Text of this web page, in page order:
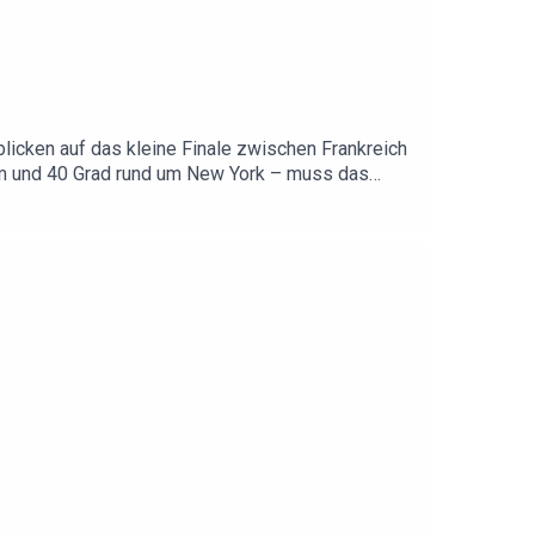
auf das kleine Finale zwischen Frankreich
40 Grad rund um New York – muss das
(darf aber wohl weitermachen) und in der
du hier: https://linktr.ee/mmldaily